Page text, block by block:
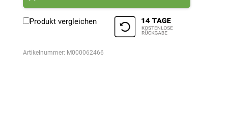
Produkt vergleichen
Artikelnummer: M000062466